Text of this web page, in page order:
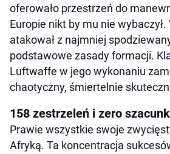
oferowało przestrzeń do
Europie nikt by mu nie wybaczył.
atakował z najmniej
podstawowe zasady formacji.
Luftwaffe w jego wykonaniu
chaotyczny, śmiertelnie
158 zestrzeleń i zero
Prawie wszystkie swoje
Afryką. Ta koncentracja